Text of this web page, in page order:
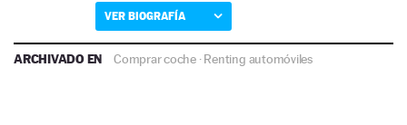
VER BIOGRAFÍA
ARCHIVADO EN Comprar coche ·Renting automóviles